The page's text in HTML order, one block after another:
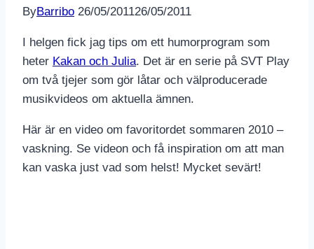
ByBarribo 26/05/201126/05/2011
I helgen fick jag tips om ett humorprogram som
heter Kakan och Julia. Det är en serie på SVT Play
om två tjejer som gör låtar och välproducerade
musikvideos om aktuella ämnen.
Här är en video om favoritordet sommaren 2010 –
vaskning. Se videon och få inspiration om att man
kan vaska just vad som helst! Mycket sevärt!